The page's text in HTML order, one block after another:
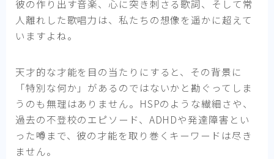
彼の作り出す音楽、心に突き刺さる歌詞、そして常
人離れした歌唱力は、私たちの想像を遥かに超えて
いますよね。
天才的な才能を目の当たりにすると、その背景に
「特別な何か」があるのではないかと勘ぐってしま
うのも無理はありません。HSPのような繊細さや、
過去の不登校のエピソード、ADHDや発達障害とい
った噂まで、彼の才能を取り巻くキーワードは尽き
ません。